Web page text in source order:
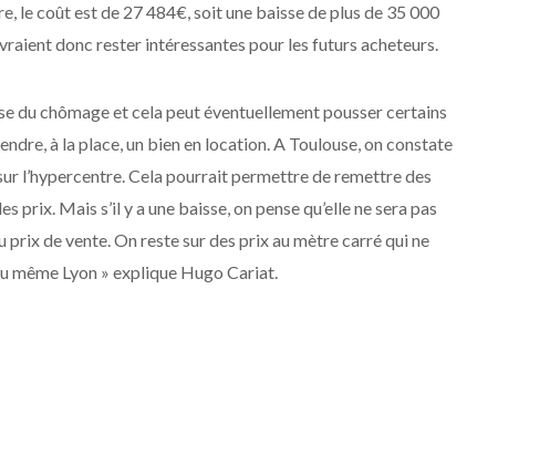
le coût est de 27 484€, soit une baisse de plus de 35 000
donc rester intéressantes pour les futurs acheteurs.
du chômage et cela peut éventuellement pousser certains
à la place, un bien en location. A Toulouse, on constate
l’hypercentre. Cela pourrait permettre de remettre des
Mais s’il y a une baisse, on pense qu’elle ne sera pas
de vente. On reste sur des prix au mètre carré qui ne
même Lyon » explique Hugo Cariat.